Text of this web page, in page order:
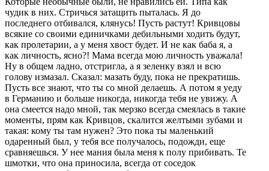
чудик в них. Стричься затащить пыталась. Я до
последнего отбивался, клянусь! Пусть растут! Кривцовы
всякие со своими единичками дебильными ходить будут,
как пролетарии, а у меня хвост будет. И не как баба я, а
как личность, ясно?! Мама всегда мою личность уважала!
Ну в общем ладно, отстригла, а я зеленку взял и всю
голову измазал. Сказал: мазать буду, пока не прекратишь.
Пусть все знают, что ты со мной делаешь. А потом я уеду
в Германию и больше никогда, никогда тебя не увижу. А
она смеется надо мной, так мерзко всегда смеялась в такие
моменты, прям как Кривцов, скалится желтыми зубами и
такая: кому ты там нужен? Это пока ты маленький
одаренный был, у тебя все получалось, подожди, еще
сравняешься. У нее мания была меня к полу прибивать. Те
шмотки, что она приносила, всегда от соседок